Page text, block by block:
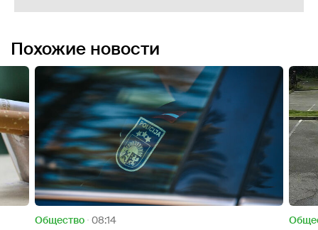
Похожие новости
Oбщество 20:05